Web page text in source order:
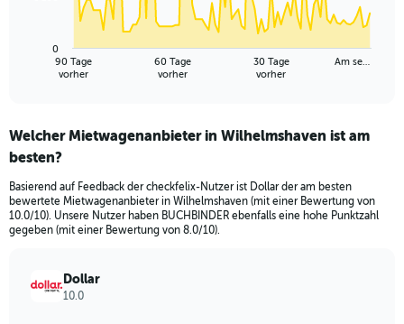
The
Range:
91
The
chart
has
axis
displaying
90 Tage
vorher
60 Tage
vorher
30 Tage
vorher
Am se…
0
Welcher Mietwagenanbieter in Wilhelmshaven ist am
besten?
Basierend auf Feedback der checkfelix-Nutzer ist Dollar der am besten
bewertete Mietwagenanbieter in Wilhelmshaven (mit einer Bewertung von
10.0/10). Unsere Nutzer haben BUCHBINDER ebenfalls eine hohe Punktzahl
gegeben (mit einer Bewertung von 8.0/10).
Dollar
10.0